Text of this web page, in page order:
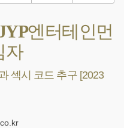
엔터테인먼
자
섹시 코드 추구 [2023